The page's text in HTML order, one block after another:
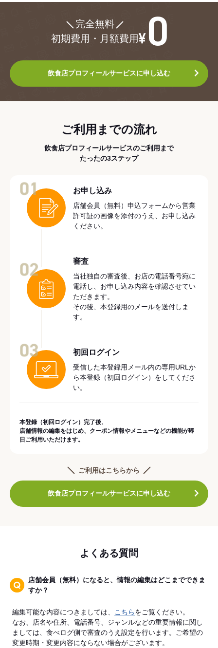
完全無料
初期費用・月額費用
飲食店プロフィールサービスに申し込む
ご利用までの流れ
飲食店プロフィールサービスのご利用まで
たったの3ステップ
お申し込み
店舗会員（無料）申込フォームから営業
許可証の画像を添付のうえ、お申し込み
ください。
審査
当社独自の審査後、お店の電話番号宛に
電話し、お申し込み内容を確認させてい
ただきます。
その後、本登録用のメールを送付しま
す。
初回ログイン
受信した本登録用メール内の専用URLか
ら本登録（初回ログイン）をしてくださ
い。
本登録（初回ログイン）完了後、
店舗情報の編集をはじめ、クーポン情報やメニューなどの機能が即
日ご利用いただけます。
ご利用はこちらから
飲食店プロフィールサービスに申し込む
よくある質問
店舗会員（無料）になると、情報の編集はどこまでできま
すか？
編集可能な内容につきましては、 こちらをご覧ください。
なお、店名や住所、電話番号、ジャンルなどの重要情報に関し
ましては、食べログ側で審査のうえ設定を行います。ご希望の
変更時期・変更内容にならない場合がございます。